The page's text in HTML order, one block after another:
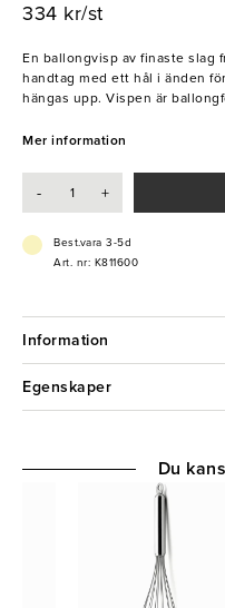
334 kr/st
En ballongvisp av finaste slag
handtag med ett hål i änden
hängas upp. Vispen är
Denna ballongvisp är ett
- Rostfritt stål
Mer information
- +
Best.vara 3-5d
Art. nr: K811600
Information
Egenskaper
Du